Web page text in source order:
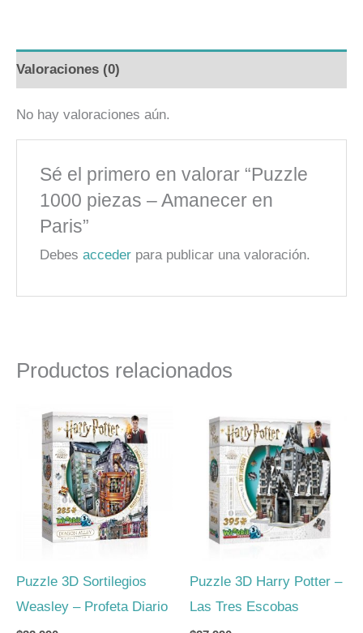
Valoraciones (0)
No hay valoraciones aún.
Sé el primero en valorar “Puzzle
1000 piezas – Amanecer en
Paris”
Debesacceder para publicar una valoración.
Productos relacionados
Puzzle 3D Sortilegios
Weasley – Profeta Diario
Puzzle 3D Harry Potter –
Las Tres Escobas